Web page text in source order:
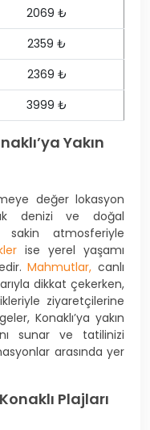
2069 ₺
2359 ₺
2369 ₺
3999 ₺
Yakın
değer lokasyon
denizi ve doğal
sakin atmosferiyle
ise yerel yaşamı
Mahmutlar, canlı
dikkat çekerken,
ziyaretçilerine
Konaklı’ya yakın
sunar ve tatilinizi
arasında yer
Plajları